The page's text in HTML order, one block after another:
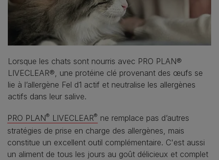
Lorsque les chats sont nourris avec PRO PLAN®
LIVECLEAR®, une protéine clé provenant des œufs se
lie à l’allergène Fel d1 actif et neutralise les allergènes
actifs dans leur salive.
PRO PLAN® LIVECLEAR® ne remplace pas d’autres
stratégies de prise en charge des allergènes, mais
constitue un excellent outil complémentaire. C'est aussi
un aliment de tous les jours au goût délicieux et complet